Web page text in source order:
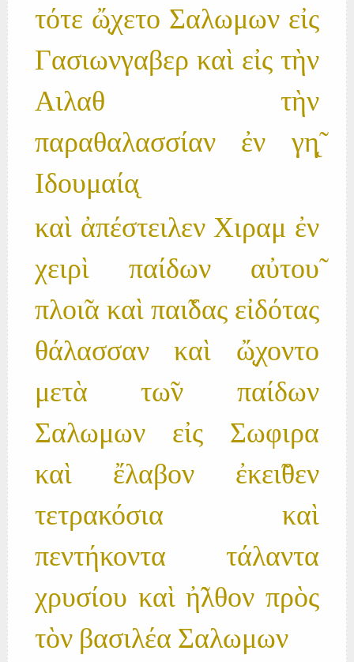
τότε ὤ̨χετο Σαλωμων εἰς
Γασιωνγαβερ καὶ εἰς τὴν
Αιλαθ τὴν
παραθαλασσίαν ἐν γη̨̃
Ιδουμαία̨
καὶ ἀπέστειλεν Χιραμ ἐν
χειρὶ παίδων αὐτου̃
πλοι̃α καὶ παι̃δας εἰδότας
θάλασσαν καὶ ὤ̨χοντο
μετὰ τω̃ν παίδων
Σαλωμων εἰς Σωφιρα
καὶ ἔλαβον ἐκει̃θεν
τετρακόσια καὶ
πεντήκοντα τάλαντα
χρυσίου καὶ ἠ̃λθον πρὸς
τὸν βασιλέα Σαλωμων